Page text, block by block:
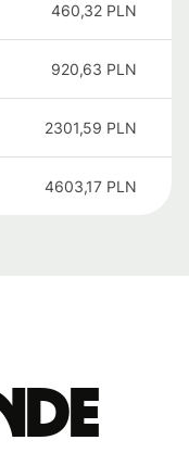
460,32 PLN
920,63 PLN
2301,59 PLN
4603,17 PLN